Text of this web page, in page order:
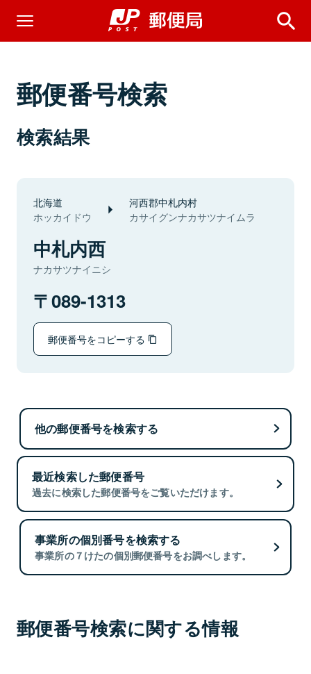
郵便番号検索
検索結果
北海道
ホッカイドウ
河西郡中札内村
カサイグンナカサツナイムラ
中札内西
ナカサツナイニシ
089-1313
郵便番号をコピーする
他の郵便番号を検索する
最近検索した郵便番号
過去に検索した郵便番号をご覧いただけます。
事業所の個別番号を検索する
事業所の７けたの個別郵便番号をお調べします。
郵便番号検索に関する情報